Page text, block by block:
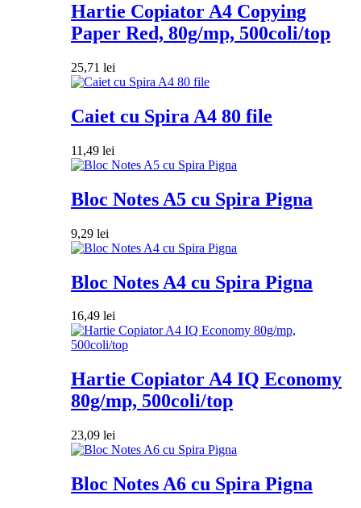
Hartie Copiator A4 Copying
Paper Red, 80g/mp, 500coli/top
25,71 lei
Caiet cu Spira A4 80 file
11,49 lei
Bloc Notes A5 cu Spira Pigna
9,29 lei
Bloc Notes A4 cu Spira Pigna
16,49 lei
Hartie Copiator A4 IQ Economy
80g/mp, 500coli/top
23,09 lei
Bloc Notes A6 cu Spira Pigna